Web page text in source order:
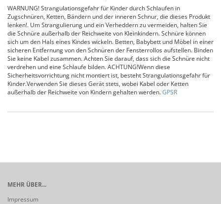
WARNUNG! Strangulationsgefahr für Kinder durch Schlaufen in
Zugschnüren, Ketten, Bändern und der inneren Schnur, die dieses Produkt
lenken!. Um Strangulierung und ein Verheddern zu vermeiden, halten Sie
die Schnüre außerhalb der Reichweite von Kleinkindern. Schnüre können
sich um den Hals eines Kindes wickeln. Betten, Babybett und Möbel in einer
sicheren Entfernung von den Schnüren der Fensterrollos aufstellen. Binden
Sie keine Kabel zusammen. Achten Sie darauf, dass sich die Schnüre nicht
verdrehen und eine Schlaufe bilden. ACHTUNG!Wenn diese
Sicherheitsvorrichtung nicht montiert ist, besteht Strangulationsgefahr für
Kinder.Verwenden Sie dieses Gerät stets, wobei Kabel oder Ketten
außerhalb der Reichweite von Kindern gehalten werden.GPSR
MEHR ÜBER...
Impressum